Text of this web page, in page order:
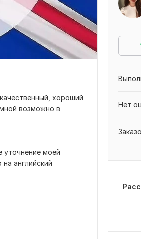
хороший
возможно в
моей
английский
Нет